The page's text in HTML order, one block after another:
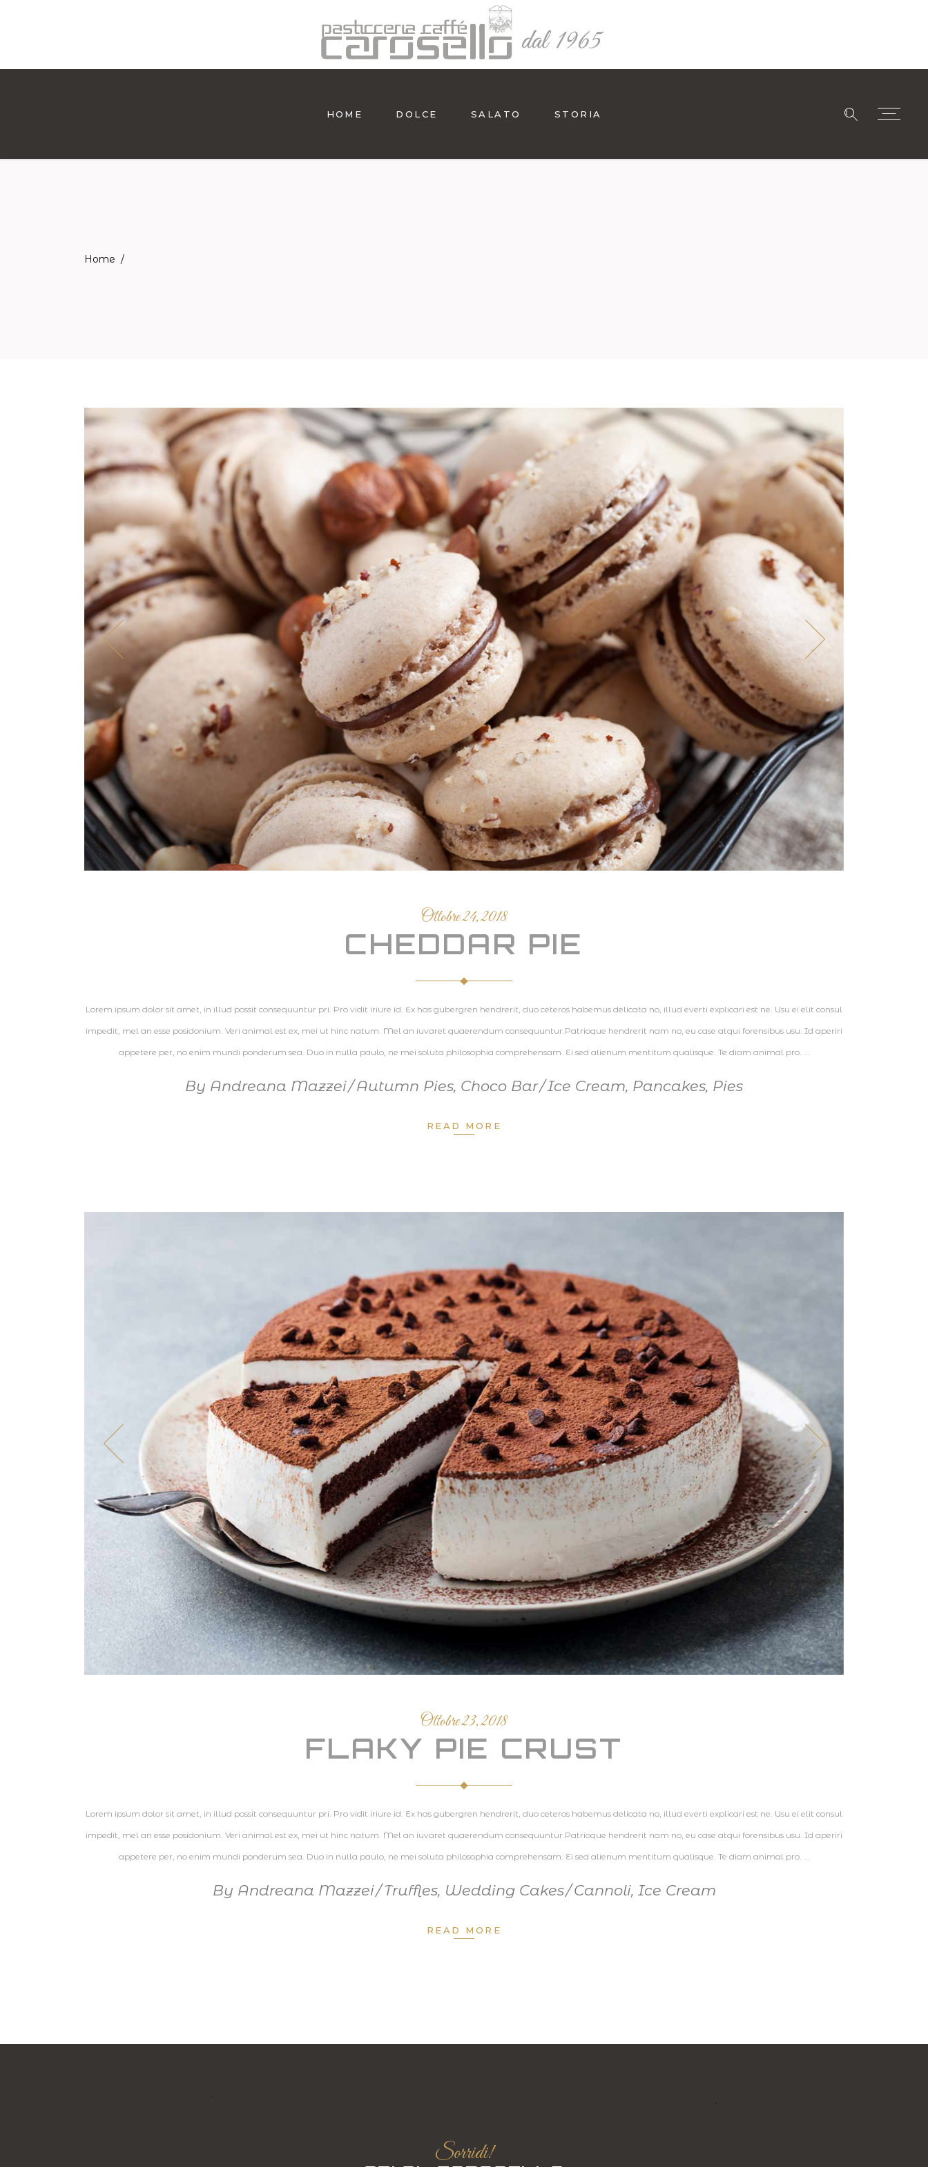
HOME DOLCE SALATO STORIA
Home /
Ottobre 24, 2018
CHEDDAR PIE
Lorem ipsum dolor sit amet, in illud possit consequuntur pri. Pro vidit iriure id. Ex has gubergren hendrerit, duo ceteros habemus delicata no, illud everti explicari est ne. Usu ei elit consul
impedit, mel an esse posidonium. Veri animal est ex, mei ut hinc natum. Mel an iuvaret quaerendum consequuntur.Patrioque hendrerit nam no, eu case atqui forensibus usu. Id aperiri
appetere per, no enim mundi ponderum sea. Duo in nulla paulo, ne mei soluta philosophia comprehensam. Ei sed alienum mentitum qualisque. Te diam animal pro.
By Andreana Mazzei Autumn Pies, Choco Bar Ice Cream, Pancakes, Pies
READ MORE
Ottobre 23, 2018
FLAKY PIE CRUST
Lorem ipsum dolor sit amet, in illud possit consequuntur pri. Pro vidit iriure id. Ex has gubergren hendrerit, duo ceteros habemus delicata no, illud everti explicari est ne. Usu ei elit consul
impedit, mel an esse posidonium. Veri animal est ex, mei ut hinc natum. Mel an iuvaret quaerendum consequuntur.Patrioque hendrerit nam no, eu case atqui forensibus usu. Id aperiri
appetere per, no enim mundi ponderum sea. Duo in nulla paulo, ne mei soluta philosophia comprehensam. Ei sed alienum mentitum qualisque. Te diam animal pro.
By Andreana Mazzei Truffles, Wedding Cakes Cannoli, Ice Cream
READ MORE
Sorridi!